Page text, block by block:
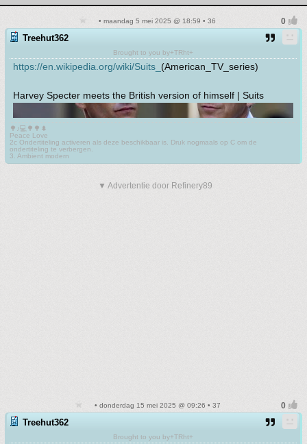
• maandag 5 mei 2025 @ 18:59 • 36
Treehut362
Brought to you by+TRht+
https://en.wikipedia.org/wiki/Suits_ (American_TV_series)
Harvey Specter meets the British version of himself | Suits
🌳♪💻🌳🌳🌲
Peace Love
2c Ondertiteling activeren als deze beschikbaar is. Druk nogmaals op C om de
ondertiteling te verbergen.
3. Ambient modern
▼ Advertentie door Refinery89
• donderdag 15 mei 2025 @ 09:26 • 37
Treehut362
Brought to you by+TRht+